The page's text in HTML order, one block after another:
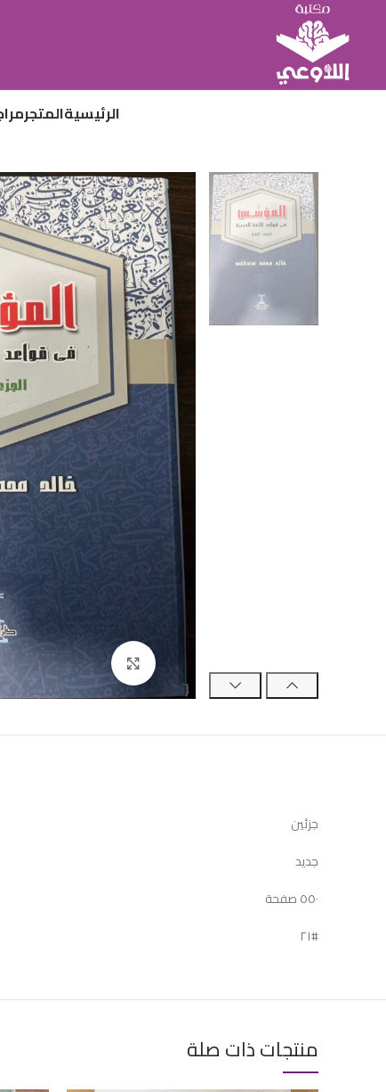
الرئيسيةالمتجر
Click to enlarge
جزئين
جديد
٥٥٠ صفحة
#٢١
منتجات ذات صلة